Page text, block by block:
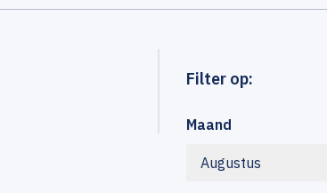
Filter op:
Maand
Augustus